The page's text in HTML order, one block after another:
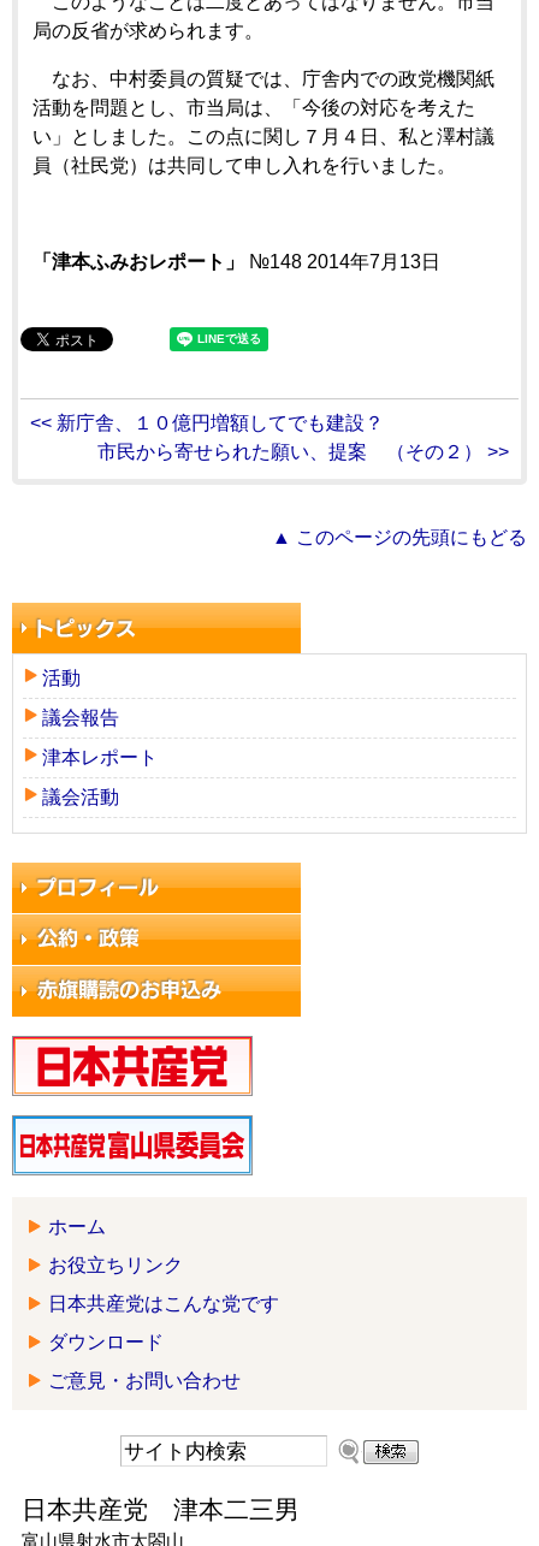
局の反省が求められます。
なお、中村委員の質疑では、庁舎内での政党機関紙
活動を問題とし、市当局は、「今後の対応を考えた
い」としました。この点に関し７月４日、私と澤村議
員（社民党）は共同して申し入れを行いました。
「津本ふみおレポート」 №148 2014年7月13日
<< 新庁舎、１０億円増額してでも建設？
市民から寄せられた願い、提案 （その２） >>
▲ このページの先頭にもどる
活動
議会報告
津本レポート
議会活動
ホーム
お役立ちリンク
日本共産党はこんな党です
ダウンロード
ご意見・お問い合わせ
日本共産党 津本二三男
富山県射水市太閤山